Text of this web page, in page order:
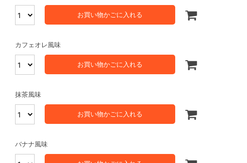
お買い物かごに入れる
カフェオレ風味
お買い物かごに入れる
抹茶風味
お買い物かごに入れる
バナナ風味